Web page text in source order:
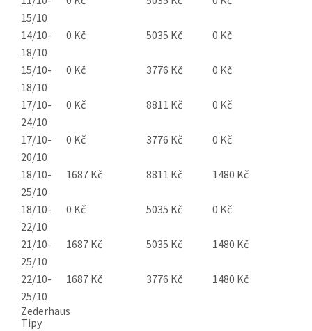
15/10
14/10-
18/10
0 Kč 5035 Kč 0 Kč
15/10-
18/10
0 Kč 3776 Kč 0 Kč
17/10-
24/10
0 Kč 8811 Kč 0 Kč
17/10-
20/10
0 Kč 3776 Kč 0 Kč
18/10-
25/10
1687 Kč 8811 Kč 1480 Kč
18/10-
22/10
0 Kč 5035 Kč 0 Kč
21/10-
25/10
1687 Kč 5035 Kč 1480 Kč
22/10-
25/10
1687 Kč 3776 Kč 1480 Kč
Zederhaus
Tipy